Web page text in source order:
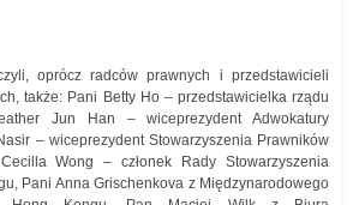
oprócz radców prawnych i przedstawicieli
także: Pani Betty Ho – przedstawicielka rządu
Jun Han – wiceprezydent Adwokatury
– wiceprezydent Stowarzyszenia Prawników
Wong – członek Rady Stowarzyszenia
Pani Anna Grischenkova z Międzynarodowego